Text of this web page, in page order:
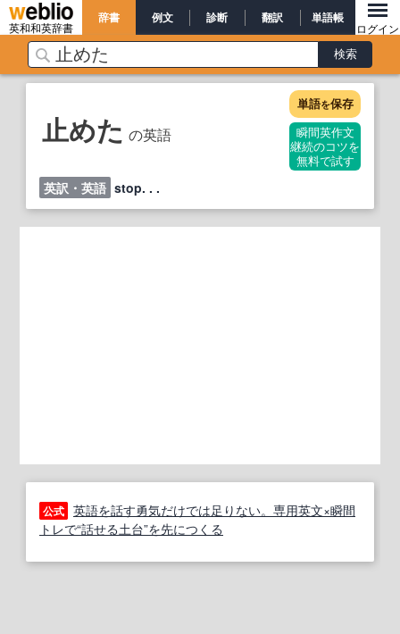
英和和英辞書
辞書 例文 診断 翻訳 単語帳
ログイン
止めた の英語
単語を保存
瞬間英作文
継続のコツを
無料で試す
英訳・英語 stop. . .
公式 英語を話す勇気だけでは足りない。専用英文×瞬間
トレで“話せる土台”を先につくる